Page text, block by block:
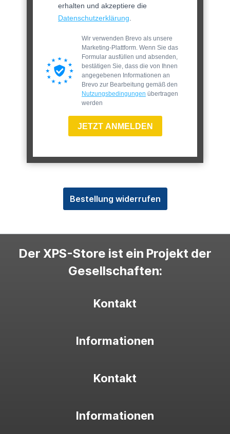
erhalten und akzeptiere die
Datenschutzerklärung.
Wir verwenden Brevo als unsere
Marketing-Plattform. Wenn Sie das
Formular ausfüllen und absenden,
bestätigen Sie, dass die von Ihnen
angegebenen Informationen an
Brevo zur Bearbeitung gemäß den
Nutzungsbedingungen übertragen
werden
JETZT ANMELDEN
Bestellung widerrufen
Der XPS-Store ist ein Projekt der
Gesellschaften:
Kontakt
Informationen
Kontakt
Informationen